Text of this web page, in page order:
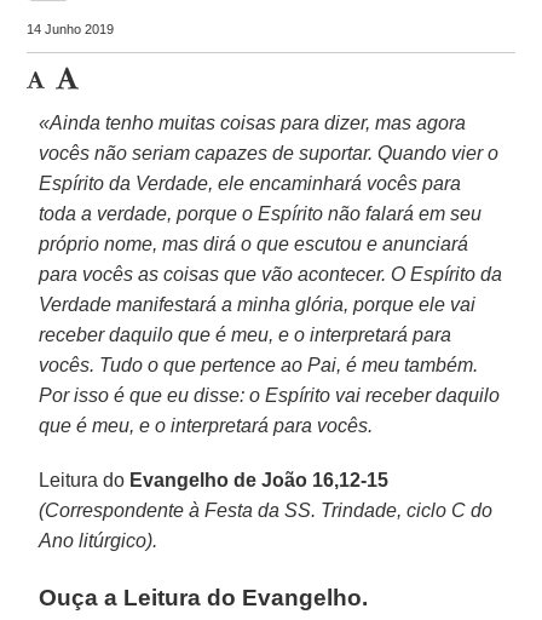
14 Junho 2019
«Ainda tenho muitas coisas para dizer, mas agora
vocês não seriam capazes de suportar. Quando vier o
Espírito da Verdade, ele encaminhará vocês para
toda a verdade, porque o Espírito não falará em seu
próprio nome, mas dirá o que escutou e anunciará
para vocês as coisas que vão acontecer. O Espírito da
Verdade manifestará a minha glória, porque ele vai
receber daquilo que é meu, e o interpretará para
vocês. Tudo o que pertence ao Pai, é meu também.
Por isso é que eu disse: o Espírito vai receber daquilo
que é meu, e o interpretará para vocês.
Leitura do Evangelho de João 16,12-15
(Correspondente à Festa da SS. Trindade, ciclo C do
Ano litúrgico).
Ouça a Leitura do Evangelho.